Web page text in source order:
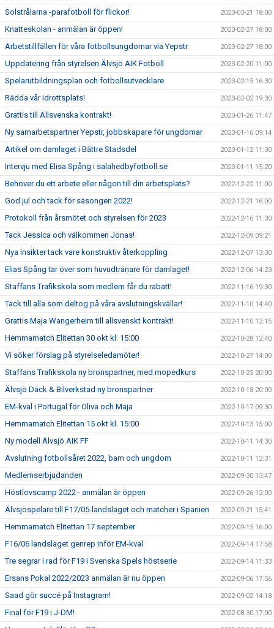
Solstrålarna -parafotboll för flickor! 2023-03-21 18:00
Knatteskolan - anmälan är öppen! 2023-02-27 18:00
Arbetstillfällen för våra fotbollsungdomar via Yepstr 2023-02-27 18:00
Uppdatering från styrelsen Älvsjö AIK Fotboll 2023-02-20 11:00
Spelarutbildningsplan och fotbollsutvecklare 2023-02-15 16:30
Rädda vår idrottsplats! 2023-02-02 19:30
Grattis till Allsvenska kontrakt! 2023-01-26 11:47
Ny samarbetspartner Yepstr, jobbskapare för ungdomar 2023-01-16 09:14
Artikel om damlaget i Bättre Stadsdel 2023-01-12 11:30
Intervju med Elisa Spång i salahedbyfotboll.se 2023-01-11 15:20
Behöver du ett arbete eller någon till din arbetsplats? 2022-12-22 11:00
God jul och tack för säsongen 2022! 2022-12-21 16:00
Protokoll från årsmötet och styrelsen för 2023 2022-12-16 11:30
Tack Jessica och välkommen Jonas! 2022-12-09 09:21
Nya insikter tack vare konstruktiv återkoppling 2022-12-07 13:30
Elias Spång tar över som huvudtränare för damlaget! 2022-12-06 14:23
Staffans Trafikskola som medlem får du rabatt! 2022-11-16 19:30
Tack till alla som deltog på våra avslutningskvällar! 2022-11-10 14:40
Grattis Maja Wangerheim till allsvenskt kontrakt! 2022-11-10 12:15
Hemmamatch Elitettan 30 okt kl. 15:00 2022-10-28 12:40
Vi söker förslag på styrelseledamöter! 2022-10-27 14:00
Staffans Trafikskola ny bronspartner, med mopedkurs 2022-10-25 20:00
Älvsjö Däck & Bilverkstad ny bronspartner 2022-10-18 20:00
EM-kval i Portugal för Oliva och Maja 2022-10-17 09:30
Hemmamatch Elitettan 15 okt kl. 15:00 2022-10-13 15:00
Ny modell Älvsjö AIK FF 2022-10-11 14:30
Avslutning fotbollsåret 2022, barn och ungdom 2022-10-11 12:31
Medlemserbjudanden 2022-09-30 13:47
Höstlovscamp 2022 - anmälan är öppen 2022-09-26 12:00
Älvsjöspelare till F17/05-landslaget och matcher i Spanien 2022-09-21 15:41
Hemmamatch Elitettan 17 september 2022-09-15 16:00
F16/06 landslaget genrep inför EM-kval 2022-09-14 17:58
Tre segrar i rad för F19 i Svenska Spels höstserie 2022-09-14 11:33
Ersans Pokal 2022/2023 anmälan är nu öppen 2022-09-06 17:56
Saad gör succé på Instagram! 2022-09-02 14:18
Final för F19 i J-DM! 2022-08-30 17:00